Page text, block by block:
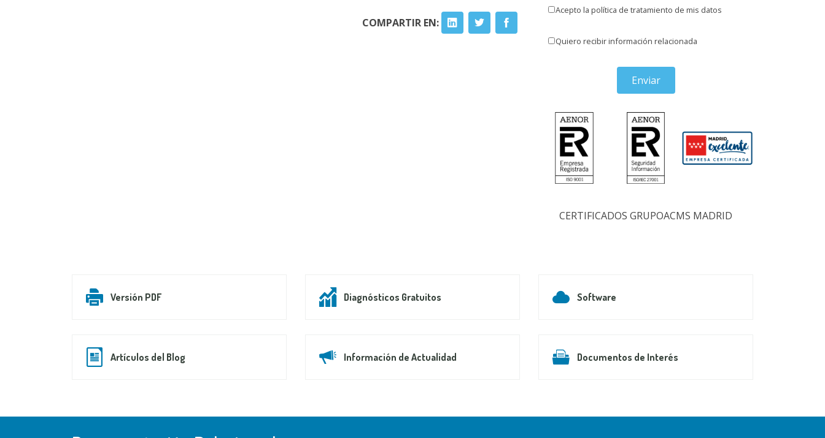
COMPARTIR EN:
Acepto la política de tratamiento de mis datos
Quiero recibir información relacionada
Enviar
CERTIFICADOS GRUPOACMS MADRID
Versión PDF Diagnósticos Gratuitos Software
Artículos del Blog Información de Actualidad Documentos de Interés